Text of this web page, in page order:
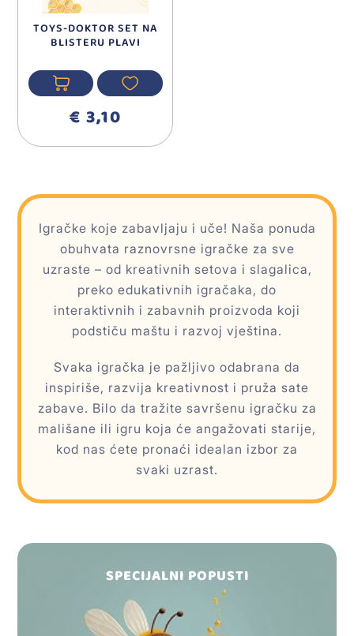
SPECIJALNI POPUSTI
TOYS-DOKTOR SET NA
BLISTERU PLAVI
€ 3,10
Igračke koje zabavljaju i uče! Naša ponuda
obuhvata raznovrsne igračke za sve
uzraste – od kreativnih setova i slagalica,
preko edukativnih igračaka, do
interaktivnih i zabavnih proizvoda koji
podstiču maštu i razvoj vještina.
Svaka igračka je pažljivo odabrana da
inspiriše, razvija kreativnost i pruža sate
zabave. Bilo da tražite savršenu igračku za
mališane ili igru koja će angažovati starije,
kod nas ćete pronaći idealan izbor za
svaki uzrast.